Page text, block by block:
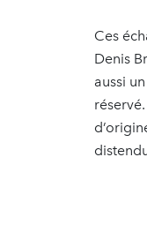
Ces
Denis
aussi